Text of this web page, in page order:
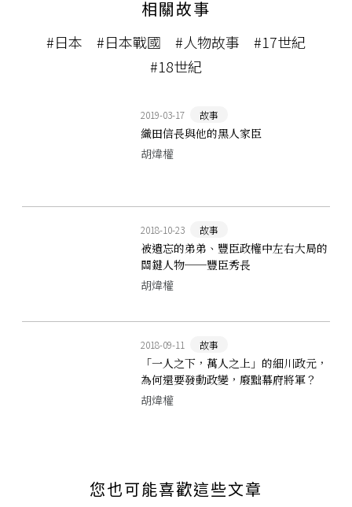
相關故事
#日本 #日本戰國 #人物故事
#17世紀
#18世紀
2019-03-17 故事
織田信長與他的黑人家臣
胡煒權
2018-10-23 故事
被遺忘的弟弟、豐臣政權中左右大局的
關鍵人物──豐臣秀長
胡煒權
2018-09-11 故事
「一人之下，萬人之上」的細川政元，
為何還要發動政變，廢黜幕府將軍？
胡煒權
您也可能喜歡這些文章